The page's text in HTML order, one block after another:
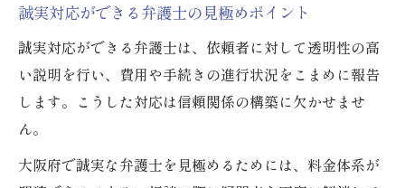
誠実対応ができる弁護士の見極めポイント
誠実対応ができる弁護士は、依頼者に対して透明性の高
い説明を行い、費用や手続きの進行状況をこまめに報告
します。こうした対応は信頼関係の構築に欠かせませ
ん。
大阪府で誠実な弁護士を見極めるためには、料金体系が